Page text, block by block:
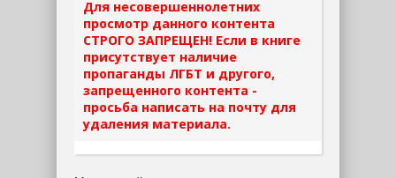
Для несовершеннолетних
просмотр данного контента
СТРОГО ЗАПРЕЩЕН! Если в книге
присутствует наличие
пропаганды ЛГБТ и другого,
запрещенного контента -
просьба написать на почту для
удаления материала.